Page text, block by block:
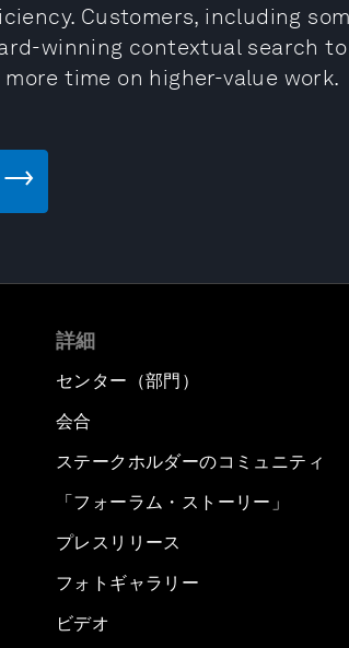
Customers, including
winning contextual search
time on higher-value work.
詳細
センター（部門）
会合
ステークホルダーのコミュニティ
「フォーラム・ストーリー」
プレスリリース
フォトギャラリー
ビデオ